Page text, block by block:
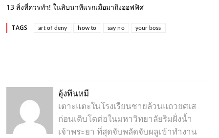
13 สิ่งที่ควรทำ! ในสิบนาทีแรกเมื่อมาถึงออฟฟิศ
TAGS art of deny how to say no your boss
อุ้งทีนหมี
เตาะแตะในโรงเรียนชายล้วนแถวยศเส
ก่อนเติบโตต่อในมหาวิทยาลัยริมฝั่งน้ำ
เจ้าพระยา ที่สุดจับพลัดจับผลูเข้าทำงาน